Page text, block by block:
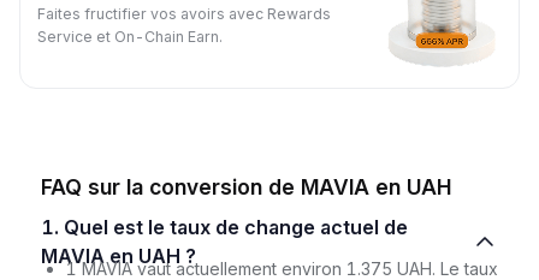
Faites fructifier vos avoirs avec Rewards
Service et On-Chain Earn.
FAQ sur la conversion de MAVIA en UAH
1. Quel est le taux de change actuel de
MAVIA en UAH ?
1 MAVIA vaut actuellement environ 1.375 UAH. Le taux